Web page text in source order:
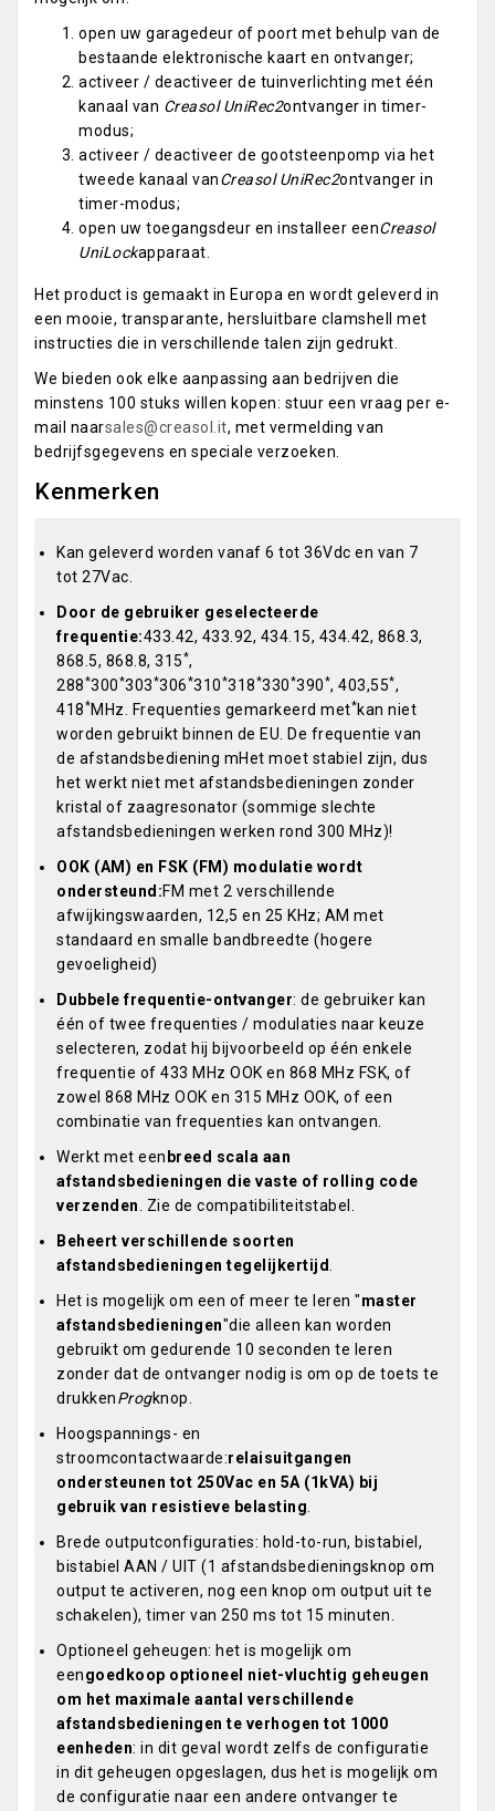
open uw garagedeur of poort met behulp van de
bestaande elektronische kaart en ontvanger;
activeer / deactiveer de tuinverlichting met één
kanaal van Creasol UniRec2ontvanger in timer-
modus;
activeer / deactiveer de gootsteenpomp via het
tweede kanaal vanCreasol UniRec2ontvanger in
timer-modus;
open uw toegangsdeur en installeer eenCreasol
UniLockapparaat.
Het product is gemaakt in Europa en wordt geleverd in
een mooie, transparante, hersluitbare clamshell met
instructies die in verschillende talen zijn gedrukt.
We bieden ook elke aanpassing aan bedrijven die
minstens 100 stuks willen kopen: stuur een vraag per e-
mail naarsales@creasol.it, met vermelding van
bedrijfsgegevens en speciale verzoeken.
Kenmerken
Kan geleverd worden vanaf 6 tot 36Vdc en van 7
tot 27Vac.
Door de gebruiker geselecteerde
frequentie:433.42, 433.92, 434.15, 434.42, 868.3,
868.5, 868.8, 315*,
288*300*303*306*310*318*330*390*, 403,55*,
418*MHz. Frequenties gemarkeerd met*kan niet
worden gebruikt binnen de EU. De frequentie van
de afstandsbediening mHet moet stabiel zijn, dus
het werkt niet met afstandsbedieningen zonder
kristal of zaagresonator (sommige slechte
afstandsbedieningen werken rond 300 MHz)!
OOK (AM) en FSK (FM) modulatie wordt
ondersteund:FM met 2 verschillende
afwijkingswaarden, 12,5 en 25 KHz; AM met
standaard en smalle bandbreedte (hogere
gevoeligheid)
Dubbele frequentie-ontvanger: de gebruiker kan
één of twee frequenties / modulaties naar keuze
selecteren, zodat hij bijvoorbeeld op één enkele
frequentie of 433 MHz OOK en 868 MHz FSK, of
zowel 868 MHz OOK en 315 MHz OOK, of een
combinatie van frequenties kan ontvangen.
Werkt met een breed scala aan
afstandsbedieningen die vaste of rolling code
verzenden. Zie de compatibiliteitstabel.
Beheert verschillende soorten
afstandsbedieningen tegelijkertijd.
Het is mogelijk om een of meer te leren "master
afstandsbedieningen"die alleen kan worden
gebruikt om gedurende 10 seconden te leren
zonder dat de ontvanger nodig is om op de toets te
drukkenProgknop.
Hoogspannings- en
stroomcontactwaarde:relaisuitgangen
ondersteunen tot 250Vac en 5A (1kVA) bij
gebruik van resistieve belasting.
Brede outputconfiguraties: hold-to-run, bistabiel,
bistabiel AAN / UIT (1 afstandsbedieningsknop om
output te activeren, nog een knop om output uit te
schakelen), timer van 250 ms tot 15 minuten.
Optioneel geheugen: het is mogelijk om
eengoedkoop optioneel niet-vluchtig geheugen
om het maximale aantal verschillende
afstandsbedieningen te verhogen tot 1000
eenheden: in dit geval wordt zelfs de configuratie
in dit geheugen opgeslagen, dus het is mogelijk om
de configuratie naar een andere ontvanger te